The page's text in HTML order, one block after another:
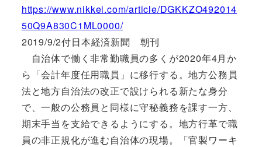
https://www.nikkei.com/article/DGKKZO492014
50Q9A830C1ML0000/
2019/9/2付日本経済新聞 朝刊
自治体で働く非常勤職員の多くが2020年4月か
ら「会計年度任用職員」に移行する。地方公務員
法と地方自治法の改正で設けられる新たな身分
で、一般の公務員と同様に守秘義務を課す一方、
期末手当を支給できるようにする。地方行革で職
員の非正規化が進む自治体の現場。「官製ワーキ